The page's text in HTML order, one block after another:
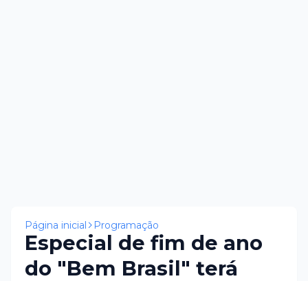
Página inicial Programação
Especial de fim de ano
do "Bem Brasil" terá